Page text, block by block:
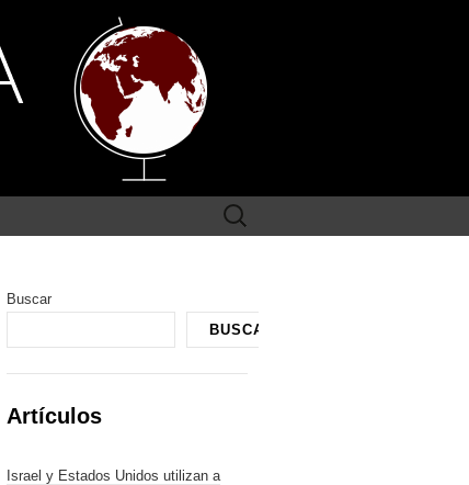
Buscar:
Buscar
BUSCAR
Artículos
Israel y Estados Unidos utilizan a